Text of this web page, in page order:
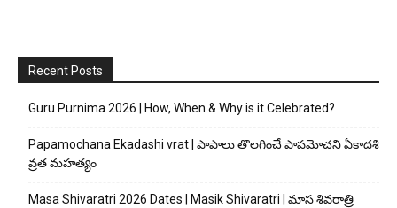
Recent Posts
Guru Purnima 2026 | How, When & Why is it Celebrated?
Papamochana Ekadashi vrat | పాపాలు తొలగించే పాపమోచని ఏకాదశి
వ్రత మహత్యం
Masa Shivaratri 2026 Dates | Masik Shivaratri | మాస శివరాత్రి